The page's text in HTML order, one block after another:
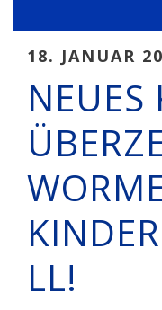
18. JANUAR
NEUES
LL!